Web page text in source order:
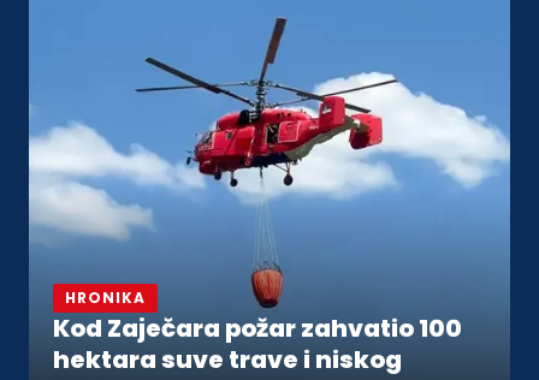
HRONIKA
Kod Zaječara požar zahvatio 100
hektara suve trave i niskog